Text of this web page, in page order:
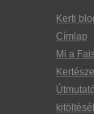
Kerti
Címlap
Mi a